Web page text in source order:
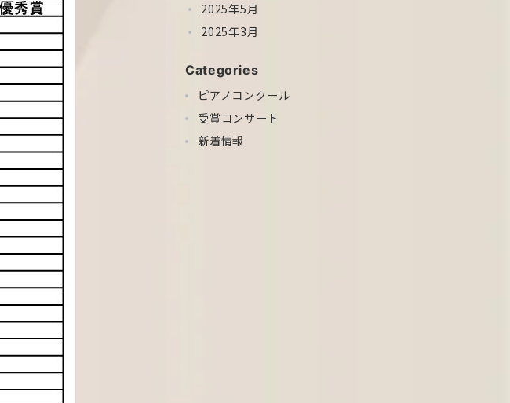
2025年5月
2025年3月
Categories
ピアノコンクール
受賞コンサート
新着情報